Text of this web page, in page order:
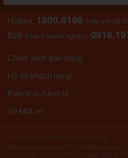
Hotline: 1800.6198 (miễn phí
B2B (Khách doanh nghiệp):
Chính sách bán hàng
Hỗ trợ khách hàng
Kiến thức hành lý
Về MIA.vn
10/01/2018. Địa chỉ: 117-119 Bạch Đằng,